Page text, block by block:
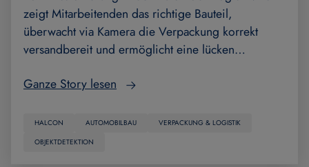
zeigt Mitarbeitenden das richtige Bauteil,
überwacht via Kamera die Verpackung korrekt
versandbereit und ermöglicht eine lücken…
Ganze Story lesen
HALCON AUTOMOBILBAU
VERPACKUNG & LOGISTIK
OBJEKTDETEKTION